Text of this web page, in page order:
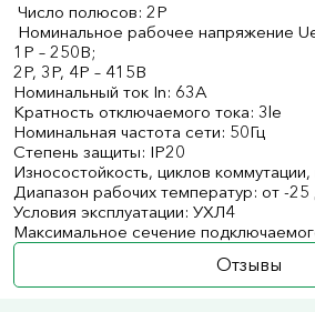
Число полюсов: 2Р
Номинальное рабочее напряжение
1Р – 250В;
2Р, 3Р, 4Р – 415В
Номинальный ток In: 63А
Кратность отключаемого тока: 3le
Номинальная частота сети: 50Гц
Степень защиты: IP20
Износостойкость, циклов
Диапазон рабочих температур: от -
Условия эксплуатации: УХЛ4
Максимальное сечение
Отзывы